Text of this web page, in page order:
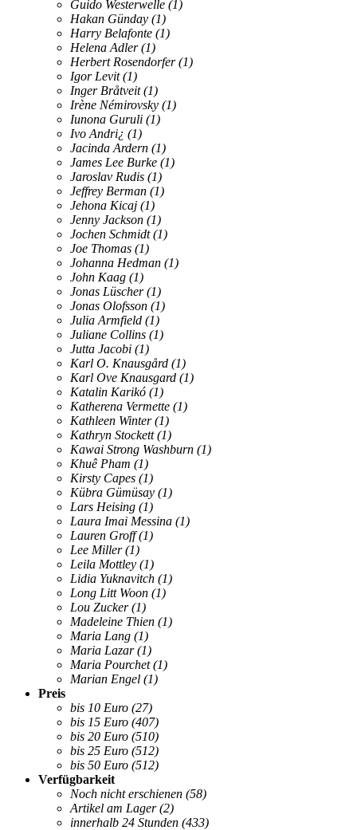
Guido Westerwelle (1)
Hakan Günday (1)
Harry Belafonte (1)
Helena Adler (1)
Herbert Rosendorfer (1)
Igor Levit (1)
Inger Bråtveit (1)
Irène Némirovsky (1)
Iunona Guruli (1)
Ivo Andri¿ (1)
Jacinda Ardern (1)
James Lee Burke (1)
Jaroslav Rudis (1)
Jeffrey Berman (1)
Jehona Kicaj (1)
Jenny Jackson (1)
Jochen Schmidt (1)
Joe Thomas (1)
Johanna Hedman (1)
John Kaag (1)
Jonas Lüscher (1)
Jonas Olofsson (1)
Julia Armfield (1)
Juliane Collins (1)
Jutta Jacobi (1)
Karl O. Knausgård (1)
Karl Ove Knausgard (1)
Katalin Karikó (1)
Katherena Vermette (1)
Kathleen Winter (1)
Kathryn Stockett (1)
Kawai Strong Washburn (1)
Khuê Pham (1)
Kirsty Capes (1)
Kübra Gümüsay (1)
Lars Heising (1)
Laura Imai Messina (1)
Lauren Groff (1)
Lee Miller (1)
Leila Mottley (1)
Lidia Yuknavitch (1)
Long Litt Woon (1)
Lou Zucker (1)
Madeleine Thien (1)
Maria Lang (1)
Maria Lazar (1)
Maria Pourchet (1)
Marian Engel (1)
Preis
bis 10 Euro (27)
bis 15 Euro (407)
bis 20 Euro (510)
bis 25 Euro (512)
bis 50 Euro (512)
Verfügbarkeit
Noch nicht erschienen (58)
Artikel am Lager (2)
innerhalb 24 Stunden (433)